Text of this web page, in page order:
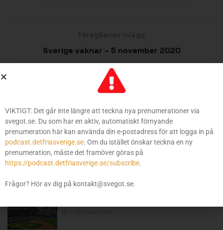
Sverige vaknar – 5 november 2020
Nästa inlägg
Sverige vaknar – 9 november 2020
ÄNNU MER FRÅN SVEGOT
Sverige vaknar – 18 december 2020
18 DECEMBER 2020
VIKTIGT: Det går inte längre att teckna nya prenumerationer via
svegot.se. Du som har en aktiv, automatiskt förnyande
prenumeration här kan använda din e-postadress för att logga in på
podcast.detfriasverige.se. Om du istället önskar teckna en ny
prenumeration, måste det framöver göras på
https://podcast.detfriasverige.se/subscribe.
Frågor? Hör av dig på kontakt@svegot.se.